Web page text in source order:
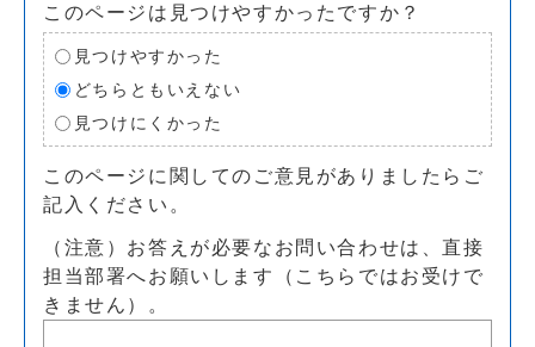
このページは見つけやすかったですか？
見つけやすかった
どちらともいえない
見つけにくかった
このページに関してのご意見がありましたらご
記入ください。
（注意）お答えが必要なお問い合わせは、直接
担当部署へお願いします（こちらではお受けで
きません）。